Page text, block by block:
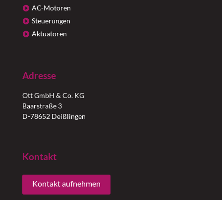
AC-Motoren
Steuerungen
Aktuatoren
Adresse
Ott GmbH & Co. KG
Baarstraße 3
D-78652 Deißlingen
Kontakt
Kontakt aufnehmen